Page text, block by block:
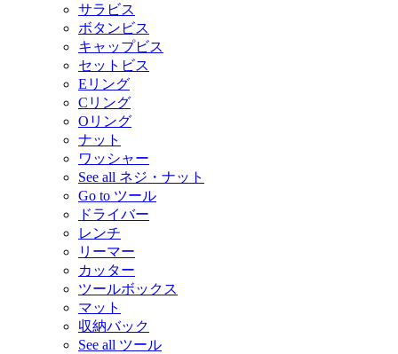
サラビス
ボタンビス
キャップビス
セットビス
Eリング
Cリング
Oリング
ナット
ワッシャー
See all ネジ・ナット
Go to ツール
ドライバー
レンチ
リーマー
カッター
ツールボックス
マット
収納バック
See all ツール